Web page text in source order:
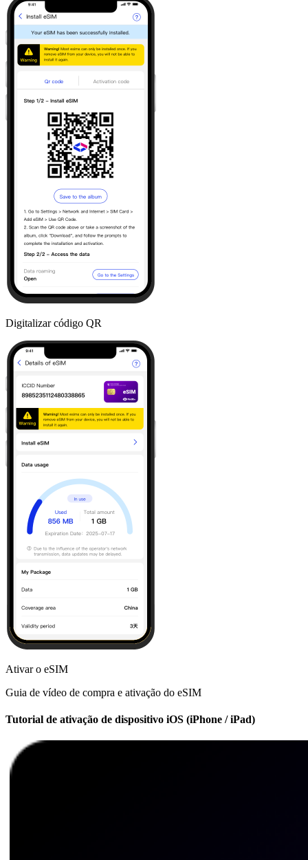
Digitalizar código QR
Ativar o eSIM
Guia de vídeo de compra e ativação do eSIM
Tutorial de ativação de dispositivo iOS (iPhone / iPad)